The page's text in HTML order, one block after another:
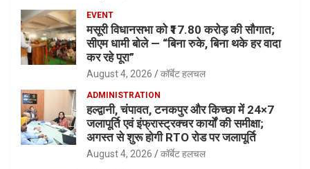
EVENT
मसूरी विधानसभा को ₹17.80 करोड़ की सौगात;
सीएम धामी बोले — “बिना रुके, बिना थके हर वादा
कर रहे पूरा”
August 4, 2026 कॉर्बेट हलचल
ADMINISTRATION
हल्द्वानी, चंपावत, टनकपुर और किच्छा में 24×7
जलापूर्ति एवं इंफ्रास्ट्रक्चर कार्यों की समीक्षा;
अगस्त से शुरू होगी RTO रोड पर जलापूर्ति
August 4, 2026 कॉर्बेट हलचल